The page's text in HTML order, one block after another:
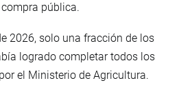
pública.
2026, solo una fracción de los
logrado completar todos los
el Ministerio de Agricultura.